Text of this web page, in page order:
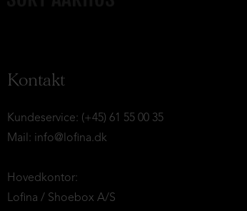
Kontakt
Kundeservice: (+45) 61 55 00 35
Mail: info@lofina.dk
Hovedkontor:
Lofina / Shoebox A/S